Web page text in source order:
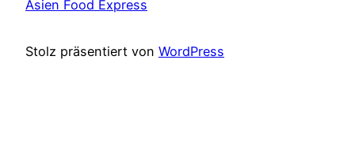
c
r
Asien Food Express
Stolz präsentiert von WordPress